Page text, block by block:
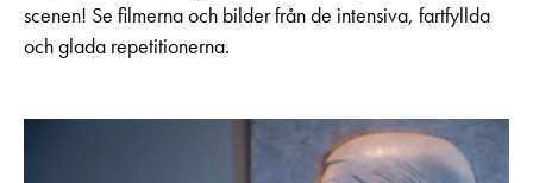
scenen! Se filmerna och bilder från de intensiva, fartfyllda
och glada repetitionerna.